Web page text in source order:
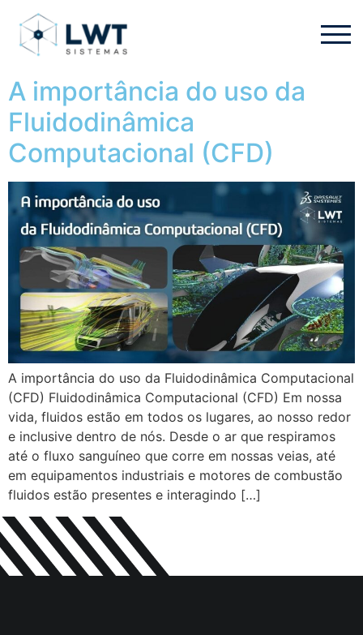
A importância do uso da
Fluidodinâmica
Computacional (CFD)
A importância do uso da Fluidodinâmica Computacional
(CFD) Fluidodinâmica Computacional (CFD) Em nossa
vida, fluidos estão em todos os lugares, ao nosso redor
e inclusive dentro de nós. Desde o ar que respiramos
até o fluxo sanguíneo que corre em nossas veias, até
em equipamentos industriais e motores de combustão
fluidos estão presentes e interagindo […]